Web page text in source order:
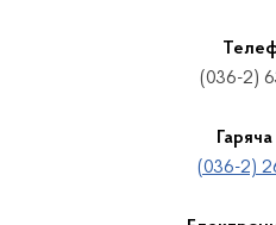
(036-2)
Гаряча
(036-2)